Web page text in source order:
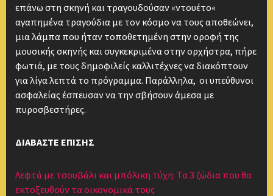
επάνω στη σκηνή και τραγουδούσαν «ντουέτο«
αγαπημένα τραγούδια με τον κόσμο να τους αποθεώνει,
μια λάμπα που ήταν τοποθετημένη στην οροφή της
μουσικής σκηνής και συγκεκριμένα στην ορχήστρα, πήρε
φωτιά, με τους δημοφιλείς καλλιτέχνες να διακόπτουν
για λίγα λεπτά το πρόγραμμα. Παράλληλα, οι υπεύθυνοι
ασφαλείας έσπευσαν να την σβήσουν άμεσα με
πυροσβεστήρες.
ΔΙΑΒΑΣΤΕ ΕΠΙΣΗΣ
Λεφτά με τσουβάλι και μπόλικη τύχη: Τα 3 ζώδια που θα
εκτοξευθούν τα οικονομικά τους